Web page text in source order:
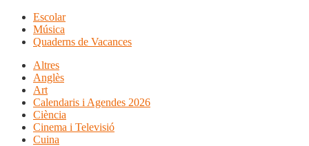
Escolar
Música
Quaderns de Vacances
Altres
Anglès
Art
Calendaris i Agendes 2026
Ciència
Cinema i Televisió
Cuina